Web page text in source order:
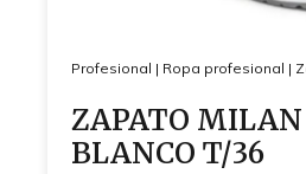
Profesional | Ropa profesional |
ZAPATO MILAN
BLANCO T/36